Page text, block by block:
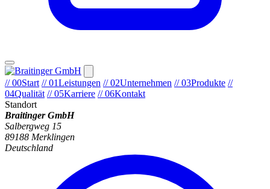
// 00Start // 01Leistungen // 02Unternehmen // 03Produkte //
04Qualität // 05Karriere // 06Kontakt
Standort
Braitinger GmbH
Salbergweg 15
89188 Merklingen
Deutschland